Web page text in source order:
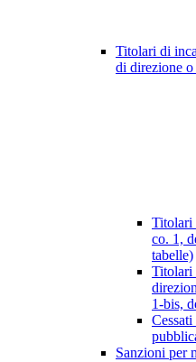
Titolari di
di direzione
Titolari
co. 1,
tabelle)
Titolari
1-bis,
Sanzioni per